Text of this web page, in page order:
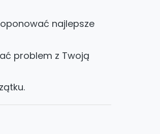
najlepsze
problem z Twoją